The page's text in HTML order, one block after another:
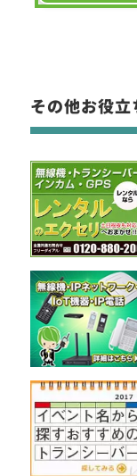
その他お役立